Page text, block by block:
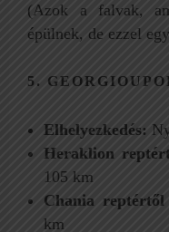
(Azok a falvak,
épülnek, de ezzel
5.
Elhelyezkedés:
Heraklion
105 km
Chania
km